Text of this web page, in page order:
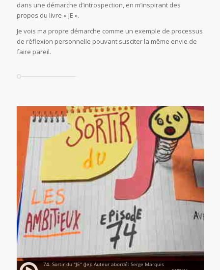
dans une démarche d’introspection, en m’inspirant des
propos du livre « JE ».
Je vois ma propre démarche comme un exemple de processus
de réflexion personnelle pouvant susciter la même envie de
faire pareil.